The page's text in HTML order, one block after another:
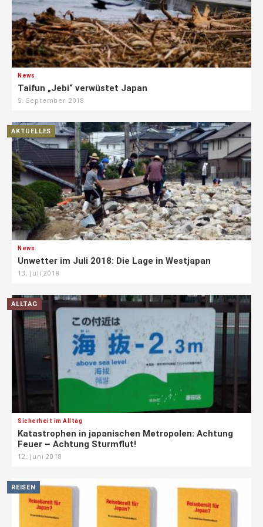
News
Taifun „Jebi“ verwüstet Japan
5. September 2018
AKTUELLES
News
Unwetter im Juli 2018: Die Lage in Westjapan
13. Juli 2018
ALLTAG
Sicherheit im Alltag
Katastrophen in japanischen Metropolen: Achtung
Feuer – Achtung Sturmflut!
12. Juni 2018
REISEN